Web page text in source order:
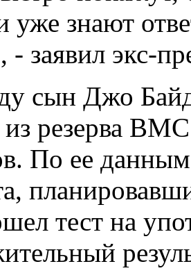
уже знают
- заявил экс-
сын Джо
резерва
По ее
тест на